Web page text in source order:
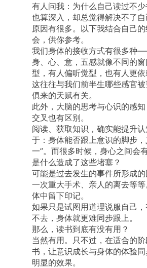
有人问我：为什么自己读过不
也算深入，却总觉得解决不了
原因有很多。以下我结合自己
会，供你参考。
我们身体的接收方式有很多种
身、心、意，五感就像不同的
型，有人偏听觉型，也有人更依
这往往与我们前半生哪些感官
俱来的天赋有关。
此外，大脑的思考与心识的感
交叉也有区别。
阅读、获取知识，确实能提升
于：身体能否跟上意识的脚步
一”。而很多时候，身心之间会有
是什么造成了这些堵塞？
可能是过去发生的事件所形成
一次重大手术、亲人的离去等
体中留下印记。
如果只是试图用道理说服自己
不去，身体就更难同步跟上。
那么，读书到底有没有用？
当然有用。只不过，在适合的
书，让意识成长与身体的体验
明显的效果。